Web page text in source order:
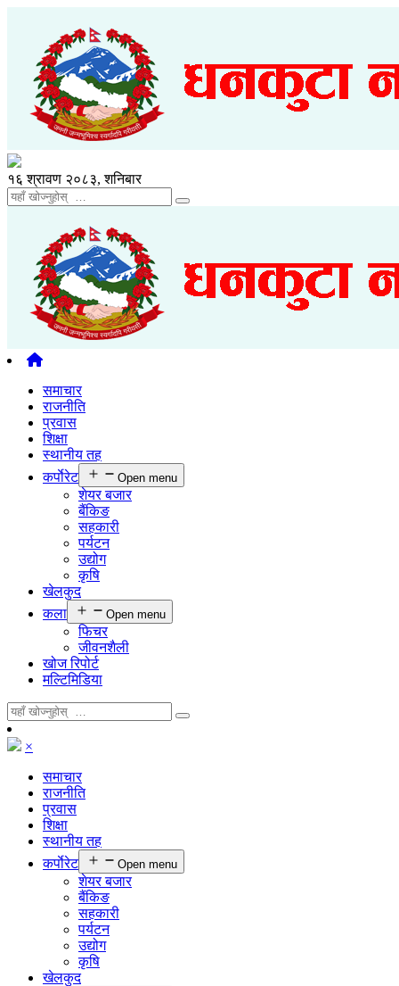
१६ श्रावण २०८३, शनिबार
समाचार
राजनीति
प्रवास
शिक्षा
स्थानीय तह
कर्पाेरेट
Open menu
शेयर बजार
बैंकिङ
सहकारी
पर्यटन
उद्योग
कृषि
खेलकुद
कला
Open menu
फिचर
जीवनशैली
खोज रिपोर्ट
मल्टिमिडिया
×
समाचार
राजनीति
प्रवास
शिक्षा
स्थानीय तह
कर्पाेरेट
Open menu
शेयर बजार
बैंकिङ
सहकारी
पर्यटन
उद्योग
कृषि
खेलकुद